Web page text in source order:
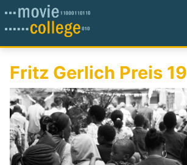
Fritz Gerlich Preis 19